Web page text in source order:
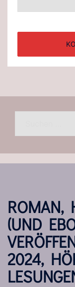
ROMAN,
(UND
2024,